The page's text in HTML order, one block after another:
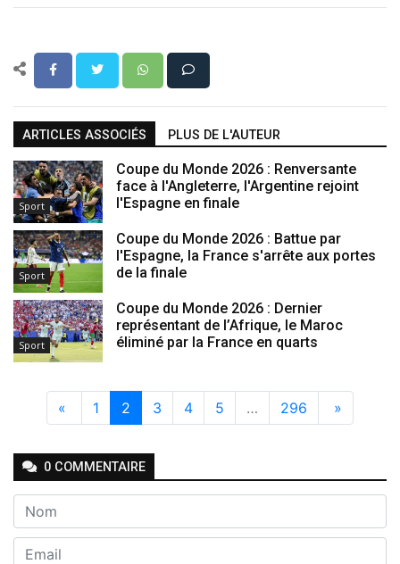
ARTICLES ASSOCIÉS PLUS DE L'AUTEUR
Sport
Coupe du Monde 2026 : Renversante
face à l'Angleterre, l'Argentine rejoint
l'Espagne en finale
Sport
Coupe du Monde 2026 : Battue par
l'Espagne, la France s'arrête aux portes
de la finale
Sport
Coupe du Monde 2026 : Dernier
représentant de l’Afrique, le Maroc
éliminé par la France en quarts
« 1 2 3 4 5 … 296 »
0 COMMENTAIRE